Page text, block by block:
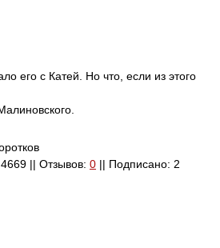
его с Катей. Но что, если из этого
|| Отзывов: 0 || Подписано: 2